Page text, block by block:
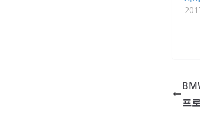
프